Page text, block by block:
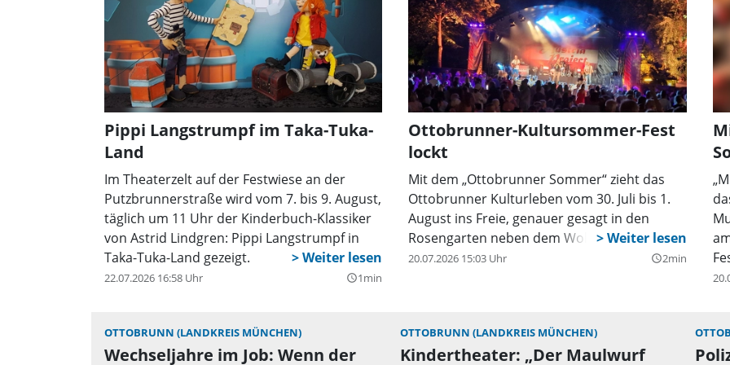
bunter Reigen an Aufführungen statt.
Begleitet wird der Abend durch Walk-Acts
und einen Feuershow. Gegen 22.55 findet ein
Feuerwerk mit Musik statt, gegen 24.00 Uhr
endet das Fest. Alle Programmpunkte dieses
Abends sind kostenfrei. Bei schlechtem
Wetter wird das Spektakel ins Wolf-Ferrari-
Haus verlegt.
Pippi Langstrumpf im Taka-Tuka-
Land
Im Theaterzelt auf der Festwiese an der
Putzbrunnerstraße wird vom 7. bis 9. August,
täglich um 11 Uhr der Kinderbuch-Klassiker
von Astrid Lindgren: Pippi Langstrumpf in
Taka-Tuka-Land gezeigt.
22.07.2026 16:58 Uhr query_builder1min
Ottobrunner-Kultursommer-Fest
lockt
Mit dem „Ottobrunner Sommer“ zieht das
Ottobrunner Kulturleben vom 30. Juli bis 1.
August ins Freie, genauer gesagt in den
Rosengarten neben dem Wolf-Ferrari-Haus.
20.07.2026 15:03 Uhr query_builder2min
OTTOBRUNN (LANDKREIS MÜNCHEN)
Wechseljahre im Job: Wenn der
OTTOBRUNN (LANDKREIS MÜNCHEN)
Kindertheater: „Der Maulwurf